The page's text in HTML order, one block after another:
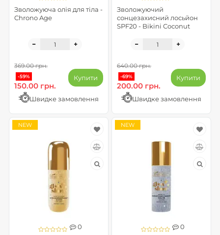
Зволожуюча олія для тіла -
Chrono Age
369.00 грн.
-59%
150.00 грн.
Купити
Швидке замовлення
Зволожуючий
сонцезахисний лосьйон
SPF20 - Bikini Coconut
640.00 грн.
-69%
200.00 грн.
Купити
Швидке замовлення
0
NEW
0
NEW